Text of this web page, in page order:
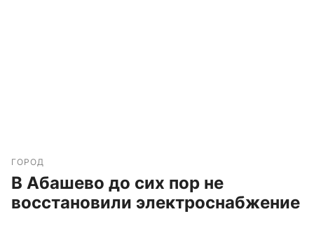
ГОРОД
В Абашево до сих пор не
восстановили электроснабжение